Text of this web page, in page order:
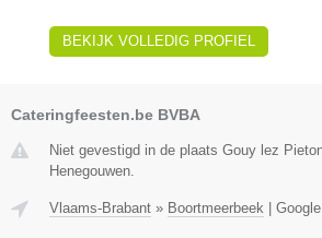
BEKIJK VOLLEDIG PROFIEL
Cateringfeesten.be BVBA
Niet gevestigd in de plaats Gouy lez
Henegouwen.
Vlaams-Brabant » Boortmeerbeek